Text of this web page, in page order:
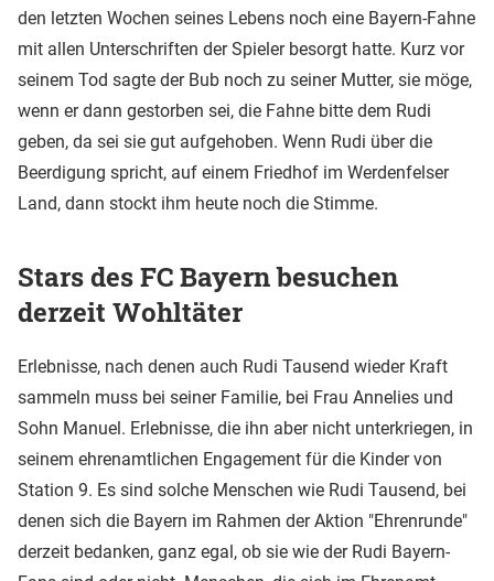
den letzten Wochen seines Lebens noch eine Bayern-Fahne
mit allen Unterschriften der Spieler besorgt hatte. Kurz vor
seinem Tod sagte der Bub noch zu seiner Mutter, sie möge,
wenn er dann gestorben sei, die Fahne bitte dem Rudi
geben, da sei sie gut aufgehoben. Wenn Rudi über die
Beerdigung spricht, auf einem Friedhof im Werdenfelser
Land, dann stockt ihm heute noch die Stimme.
Stars des FC Bayern besuchen
derzeit Wohltäter
Erlebnisse, nach denen auch Rudi Tausend wieder Kraft
sammeln muss bei seiner Familie, bei Frau Annelies und
Sohn Manuel. Erlebnisse, die ihn aber nicht unterkriegen, in
seinem ehrenamtlichen Engagement für die Kinder von
Station 9. Es sind solche Menschen wie Rudi Tausend, bei
denen sich die Bayern im Rahmen der Aktion "Ehrenrunde"
derzeit bedanken, ganz egal, ob sie wie der Rudi Bayern-